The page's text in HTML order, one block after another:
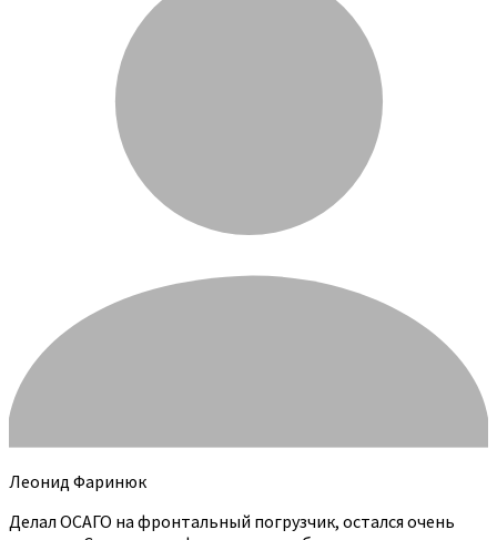
Леонид Фаринюк
Делал ОСАГО на фронтальный погрузчик, остался очень